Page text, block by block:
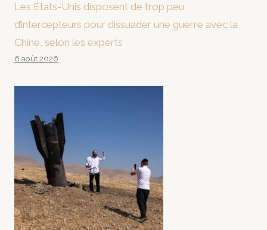
Les États-Unis disposent de trop peu
d’intercepteurs pour dissuader une guerre avec la
Chine, selon les experts
6 août 2026